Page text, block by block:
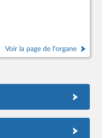
Voir la page de l'organe